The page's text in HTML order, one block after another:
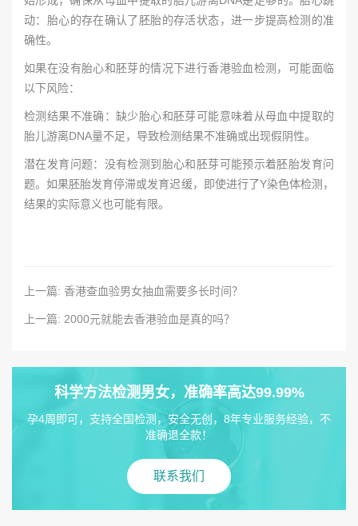
动：胎心的存在确认了胚胎的存活状态，进一步提高检测的准
确性。
如果在没有胎心和胚芽的情况下进行香港验血检测，可能面临
以下风险：
检测结果不准确：缺少胎心和胚芽可能意味着从母血中提取的
胎儿游离DNA量不足，导致检测结果不准确或出现假阴性。
潜在发育问题：没有检测到胎心和胚芽可能预示着胚胎发育问
题。如果胚胎发育停滞或发育迟缓，即使进行了Y染色体检测，
结果的实际意义也可能有限。
上一篇: 香港查血验男女抽血需要多长时间？
上一篇: 2000元就能去香港验血是真的吗？
科学方法检测男女，准确率高达99.99%
孕4周即可，支持全国检测，安全无创，8年专业服务经验，不
准确退全款！
联系我们